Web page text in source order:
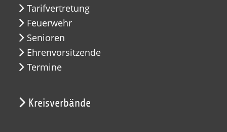
Tarifvertretung
Feuerwehr
Senioren
Ehrenvorsitzende
Termine
Kreisverbände